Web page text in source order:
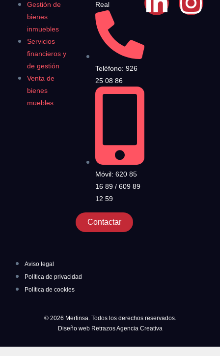
Gestión de
bienes
inmuebles
Servicios
financieros y
de gestión
Venta de
bienes
muebles
Real
Teléfono: 926
25 08 86
Móvil: 620 85
16 89 / 609 89
12 59
Contactar
Aviso legal
Política de privacidad
Política de cookies
© 2026 Merfinsa. Todos los derechos reservados.
Diseño web Retrazos Agencia Creativa